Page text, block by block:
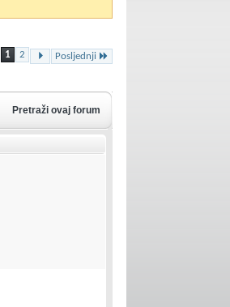
1 2 Posljednji
Pretraži ovaj forum